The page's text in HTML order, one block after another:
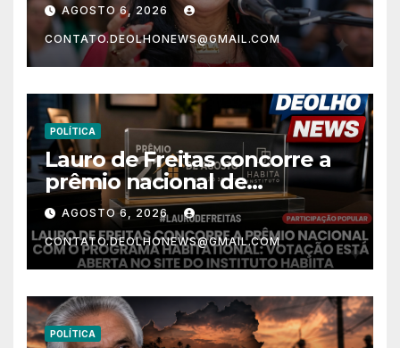
AGOSTO 6, 2026
CONTATO.DEOLHONEWS@GMAIL.COM
POLÍTICA
Lauro de Freitas concorre a
prêmio nacional de
habitação com o projeto “Tá
Rebocado”; votação está
aberta
AGOSTO 6, 2026
CONTATO.DEOLHONEWS@GMAIL.COM
POLÍTICA